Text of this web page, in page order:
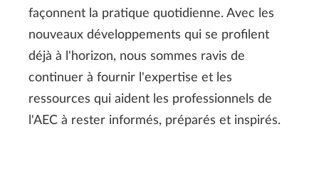
façonnent la pratique quotidienne. Avec les
nouveaux développements qui se profilent
déjà à l'horizon, nous sommes ravis de
continuer à fournir l'expertise et les
ressources qui aident les professionnels de
l'AEC à rester informés, préparés et inspirés.